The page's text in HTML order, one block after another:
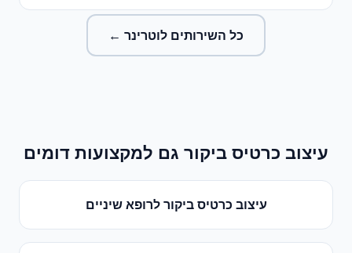
כל השירותים לוטרינר ←
עיצוב כרטיס ביקור גם למקצועות דומים
עיצוב כרטיס ביקורלרופא שיניים